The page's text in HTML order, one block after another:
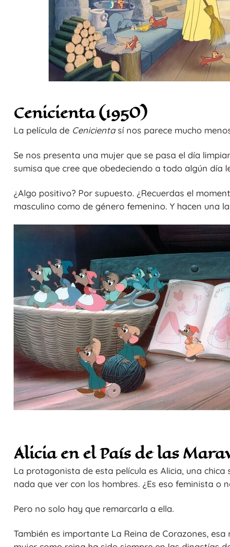
Cenicienta (1950)
La película de Cenicientasí nos parece mucho
Se nos presenta una mujer que se pasa el día
sumisa que cree que obedeciendo a todo algún día
¿Algo positivo? Por supuesto. ¿Recuerdas el
masculino como de género femenino. Y hacen una
Alicia en el País de las
La protagonista de esta película es Alicia, una
nada que ver con los hombres. ¿Es eso feminista o
Pero no solo hay que remarcarla a ella.
También es importante La Reina de Corazones,